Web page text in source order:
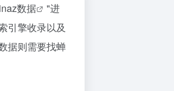
数据
"进
引擎收录以及
据则需要找蝉